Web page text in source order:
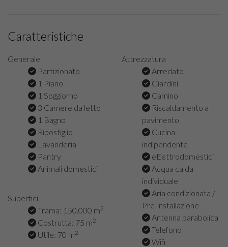
Caratteristiche
Generale
Partizionato
1 Piano
1 Soggiorno
3 Camere da letto
1 Bagno
Ripostiglio
Lavanderia
Pantry
Animali domestici
Superfici
Trama: 150.000 m2
Costrutta: 75 m2
Utile: 70 m2
Attrezzatura
Arredato
Giardini
Camino
Riscaldamento a
pavimento
Cucina
indipendente
eEettrodomestici
Acqua calda
individuale
Aria condizionata /
Pre-installazione
Antenna parabolica
Telefono
Wifi